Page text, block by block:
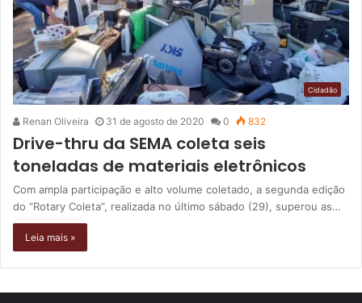
Cidadão
Renan Oliveira 31 de agosto de 2020 0 832
Drive-thru da SEMA coleta seis
toneladas de materiais eletrônicos
Com ampla participação e alto volume coletado, a segunda edição
do “Rotary Coleta”, realizada no último sábado (29), superou as…
Leia mais »